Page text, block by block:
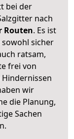
bei der
nach
Routen. Es ist
sicher
ratsam,
frei von
wir
die Planung,
Sachen